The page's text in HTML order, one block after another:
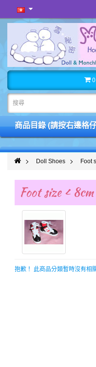
商品目錄 (請按右邊格
Doll Shoes Foot
Foot size <
抱歉！ 此商品分類暫時沒有相